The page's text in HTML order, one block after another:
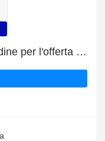
Sconto del 5% su qualsiasi ordine per l'offerta speciale